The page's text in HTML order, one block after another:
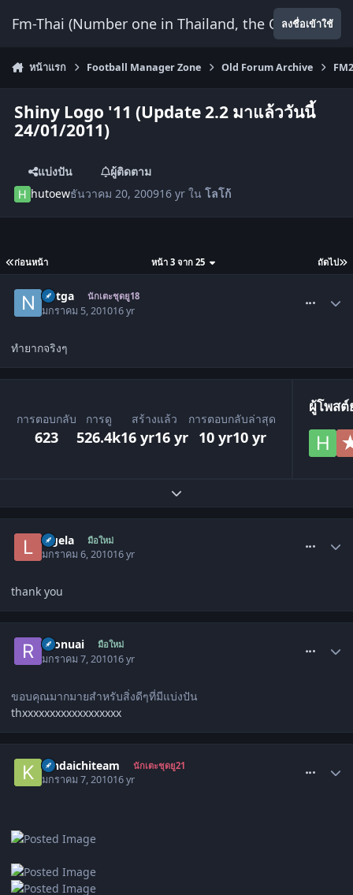
Fm-Thai (Number one in Thailand, the Onlyลงชื่อเข้าใช้
หน้าแรก Football Manager Zone Old Forum Archive
Shiny Logo '11 (Update 2.2 มาแล้ววันนี้
24/01/2011)
แบ่งปัน
ผู้ติดตาม
hutoewธันวาคม 20, 200916 yr ในโลโก้
ก่อนหน้า ถัดไป
หน้า 3 จาก 25
nutga นักเตะชุดยู18
มกราคม 5, 201016 yr
ทำยากจริงๆ
การตอบกลับ
623
การดู
526.4k
สร้างแล้ว
16 yr16 yr
การตอบกลับล่าสุด
10 yr10 yr
ผู้โพส
ขยายภาพรวมหัวข้อ
lagela มือใหม่
มกราคม 6, 201016 yr
thank you
roonuai มือใหม่
มกราคม 7, 201016 yr
ขอบคุณมากมายสำหรับสิ่งดีๆที่มีแบ่งปัน
thxxxxxxxxxxxxxxxxxx
kindaichiteam นักเตะชุดยู21
มกราคม 7, 201016 yr